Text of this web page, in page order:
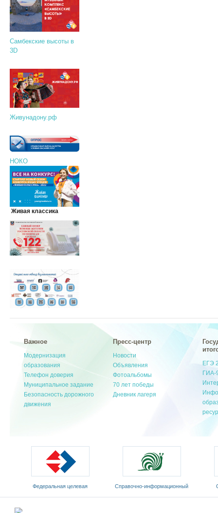
Самбекские высоты в
3D
Живунадону.рф
НОКО
Живая классика
Важное
Модернизация
образования
Телефон доверия
Муниципальное задание
Безопасность дорожного
движения
Пресс-центр
Новости
Объявления
Фотоальбомы
70 лет победы
Дневник лагеря
ЕГЭ
ГИА-
Федеральная целевая
программа развития
Cправочно-информационный
портал «Русский язык»